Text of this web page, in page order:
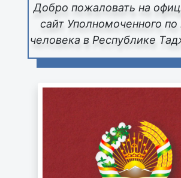
Добро пожаловать на
сайт Уполномоченного по
человека в Республике